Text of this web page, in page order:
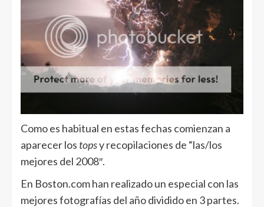
Como es habitual en estas fechas comienzan a
aparecer los topsy recopilaciones de “las/los
mejores del 2008″.
En Boston.com han realizado un especial con las
mejores fotografías del año dividido en 3 partes.